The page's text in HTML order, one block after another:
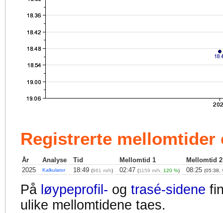
Registrerte mellomtider
År Analyse Tid Mellomtid 1
Mellomtid 2
2025
Kalkulator 18:49 (961 m/h) 02:47 (1159 m/h, 120 %) 08:25 (05:38,
På løypeprofil- og trasé-sidene
ulike mellomtidene taes.